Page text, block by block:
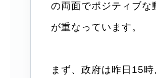
の両面でポジティブな
が重なっています。
まず、政府は昨日15時